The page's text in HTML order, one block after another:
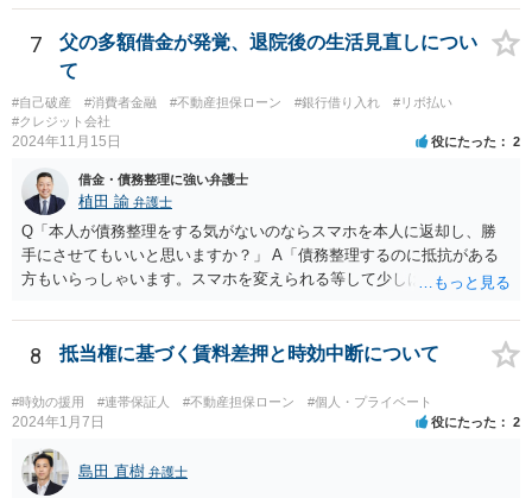
ていたのか。そして賃料はどこから出ていたのか」という点はかなり
の疑念があるところです。
ありますが、裁判の手続きは引き延ばそうと思えば６か月以上は引き
延ばしできますので、その間に売却して弁済をすればよいとは思いま
す。 また仮に売却できずに判決が確定したとしても、あなたにめぼし
掛けて回収するほかにありません。 したがって、相手がすぐに全額返
済してほしいと言ってきて法的な手続きをするとしても、そこまでの
と思います。
7
父の多額借金が発覚、退院後の生活見直しについ
て
#自己破産 #消費者金融 #不動産担保ローン #銀行借り入れ
#リボ払い
#クレジット会社
2024年11月15日 役にたった 2
借金・債務整理に強い弁護士
植田 諭 弁護士
Q「本人が債務整理をする気がないのならスマホを本人に返却し、勝
手にさせてもいいと思いますか？」 A「債務整理するのに抵抗がある
方もいらっしゃいます。スマホを変えられる等して少しは変化が起き
法律の観点からの解決以外にもカウンセリングなども試みてはいかが
でしょうか。
8 抵当権に基づく賃料差押と時効中断について
#時効の援用 #連帯保証人 #不動産担保ローン #個人・プライベート
2024年1月7日 役にたった 2
島田 直樹 弁護士